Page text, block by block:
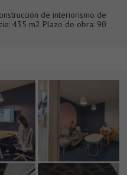
de interiorismo de
435 m2 Plazo de obra: 90